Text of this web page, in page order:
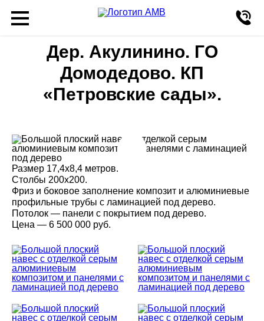
Дер. Акулинино. ГО
Домодедово. КП
«Петровские сады».
Размер 17,4х8,4 метров.
Столбы 200х200.
Фриз и боковое заполнение композит и алюминиевые
профильные трубы с ламинацией под дерево.
Потолок — панели с покрытием под дерево.
Цена — 6 500 000 руб.